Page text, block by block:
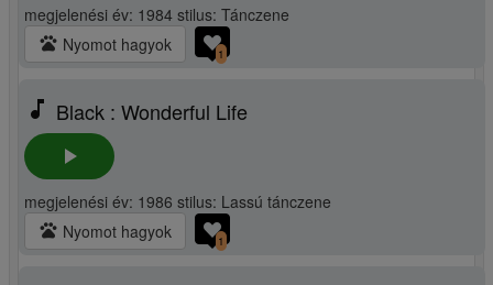
megjelenési év: 1984 stilus: Tánczene
pets Nyomot hagyok 1
music_note Black : Wonderful Life
play_arrow
megjelenési év: 1986 stilus: Lassú tánczene
pets Nyomot hagyok 1